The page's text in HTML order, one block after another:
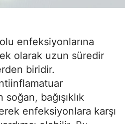
enfeksiyonlarına
olarak uzun süredir
biridir.
bağışıklık
enfeksiyonlara karşı